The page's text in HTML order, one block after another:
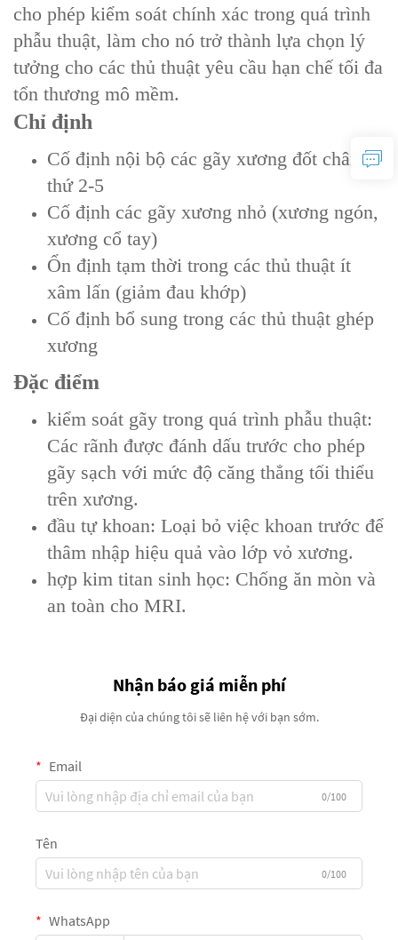
cho phép kiểm soát chính xác trong quá trình
phẫu thuật, làm cho nó trở thành lựa chọn lý
tưởng cho các thủ thuật yêu cầu hạn chế tối đa
tổn thương mô mềm.
Chỉ định‌
Cố định nội bộ các gãy xương đốt chân
thứ 2-5
Cố định các gãy xương nhỏ (xương ngón,
xương cổ tay)
Ổn định tạm thời trong các thủ thuật ít
xâm lấn (giảm đau khớp)
Cố định bổ sung trong các thủ thuật ghép
xương
Đặc điểm
kiểm soát gãy trong quá trình phẫu thuật:
Các rãnh được đánh dấu trước cho phép
gãy sạch với mức độ căng thẳng tối thiểu
trên xương.
đầu tự khoan: Loại bỏ việc khoan trước để
thâm nhập hiệu quả vào lớp vỏ xương.
hợp kim titan sinh học: Chống ăn mòn và
an toàn cho MRI.
Nhận báo giá miễn phí
Đại diện của chúng tôi sẽ liên hệ với bạn sớm.
Email
0/100
Tên
0/100
WhatsApp